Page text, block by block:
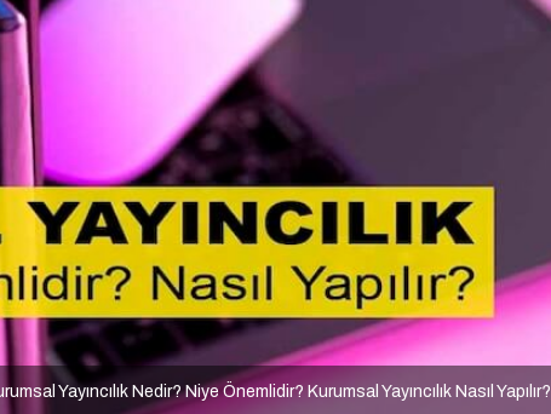
Yayıncılık Nedir? Niye Önemlidir? Kurumsal Yayıncılık Nasıl Yapılır?